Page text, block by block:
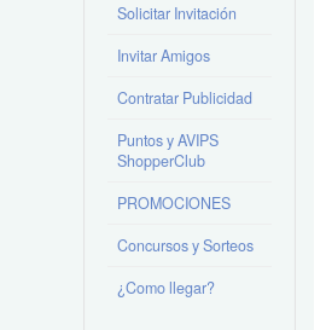
Solicitar Invitación
Invitar Amigos
Contratar Publicidad
Puntos y AVIPS
ShopperClub
PROMOCIONES
Concursos y Sorteos
¿Como llegar?